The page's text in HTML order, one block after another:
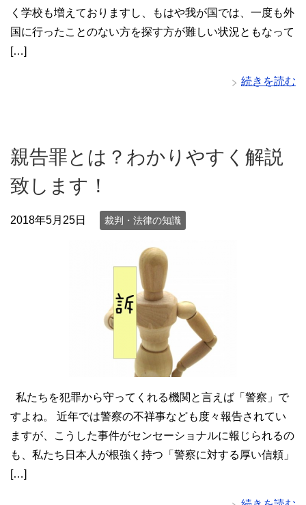
く学校も増えておりますし、もはや我が国では、一度も外
国に行ったことのない方を探す方が難しい状況ともなって
[…]
続きを読む
親告罪とは？わかりやすく解説
致します！
2018年5月25日 裁判・法律の知識
私たちを犯罪から守ってくれる機関と言えば「警察」で
すよね。 近年では警察の不祥事なども度々報告されてい
ますが、こうした事件がセンセーショナルに報じられるの
も、私たち日本人が根強く持つ「警察に対する厚い信頼」
[…]